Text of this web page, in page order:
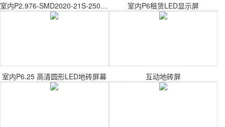
室内P2.976-SMD2020-21S-250X250mm室内表贴模组 室内P6租赁LED显示屏
室内P6.25 高清圆形LED地砖屏幕 互动地砖屏